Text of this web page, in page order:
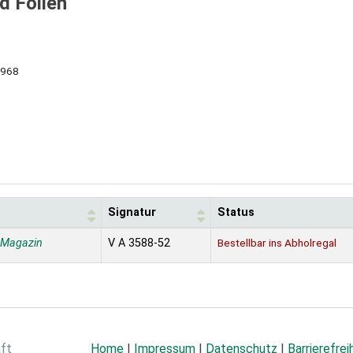
Signatur Status
V A 3588-52 Bestellbar ins Abholregal
Home Impressum Datenschutz